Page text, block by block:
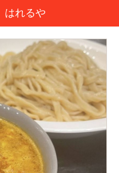
れるや